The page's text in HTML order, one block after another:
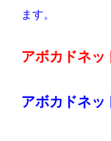
ます。
アボカドネ
アボカドネッ